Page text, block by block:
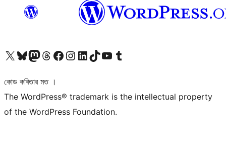
আমাদের X (আগের টুইটার) অ্যাকাউন্টে যানআমাদের Bluesky অ্যাকাউন্টটি দেখুনআমাদের মাস্টোডন অ্যাকাউন্টটি দেখুনআমাদের থ্রেডস অ্যাকাউন্টটি দেখুনআমাদের ফেসবুক পেজ দেখুনআমাদের ইন্সটাগ্রাম অ্যাকাউন্ট দেখুনআমাদের লিঙ্কডইন অ্যাকাউন্টে যানআমাদের TikTok অ্যাকাউন্টটি দেখুনআমাদের ইউটিউব চ্যানেলে যান আমাদের টাম্বলার অ্যাকাউন্ট দেখুন
কোড কবিতার মত ।
The WordPress® trademark is the intellectual property
of the WordPress Foundation.